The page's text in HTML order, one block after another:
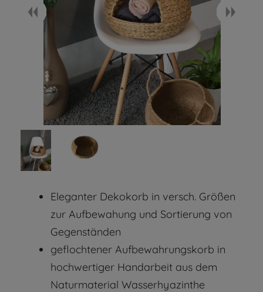
Eleganter Dekokorb in versch. Größen
zur Aufbewahung und Sortierung von
Gegenständen
geflochtener Aufbewahrungskorb in
hochwertiger Handarbeit aus dem
Naturmaterial Wasserhyazinthe